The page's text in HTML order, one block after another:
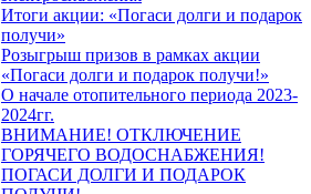
Итоги акции: «Погаси долги и подарок
получи»
Розыгрыш призов в рамках акции
«Погаси долги и подарок получи!»
О начале отопительного периода 2023-
2024гг.
ВНИМАНИЕ! ОТКЛЮЧЕНИЕ
ГОРЯЧЕГО ВОДОСНАБЖЕНИЯ!
ПОГАСИ ДОЛГИ И ПОДАРОК